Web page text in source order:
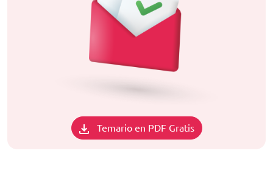
Temario en PDF Gratis